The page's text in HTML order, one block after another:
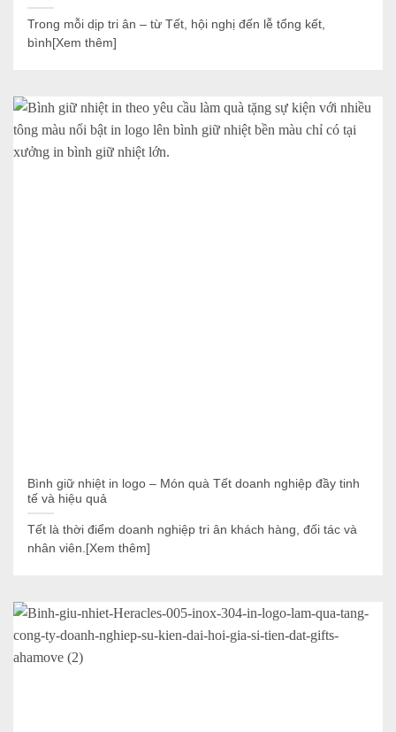
Trong mỗi dịp tri ân – từ Tết, hội nghị đến lễ tổng kết,
bình[Xem thêm]
Bình giữ nhiệt in logo – Món quà Tết doanh nghiệp đầy tinh
tế và hiệu quả
Tết là thời điểm doanh nghiệp tri ân khách hàng, đối tác và
nhân viên.[Xem thêm]